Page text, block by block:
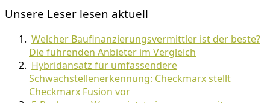
Unsere Leser lesen aktuell
Welcher Baufinanzierungsvermittler ist der beste?
Die führenden Anbieter im Vergleich
Hybridansatz für umfassendere
Schwachstellenerkennung: Checkmarx stellt
Checkmarx Fusion vor